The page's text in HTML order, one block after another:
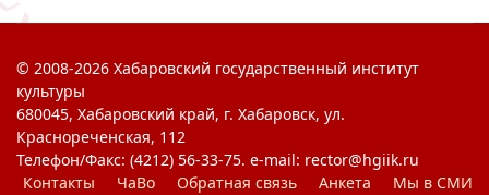
© 2008-2026 Хабаровский государственный институт
культуры
680045, Хабаровский край, г. Хабаровск, ул.
Краснореченская, 112
Телефон/Факс: (4212) 56-33-75. e-mail: rector@hgiik.ru
Контакты
ЧаВо Обратная связь Анкета
Мы в СМИ